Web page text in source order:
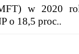
w 2020
o 18,5 proc..